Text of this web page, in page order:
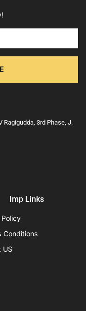
Ragigudda, 3rd Phase, J.
Imp Links
Conditions
US